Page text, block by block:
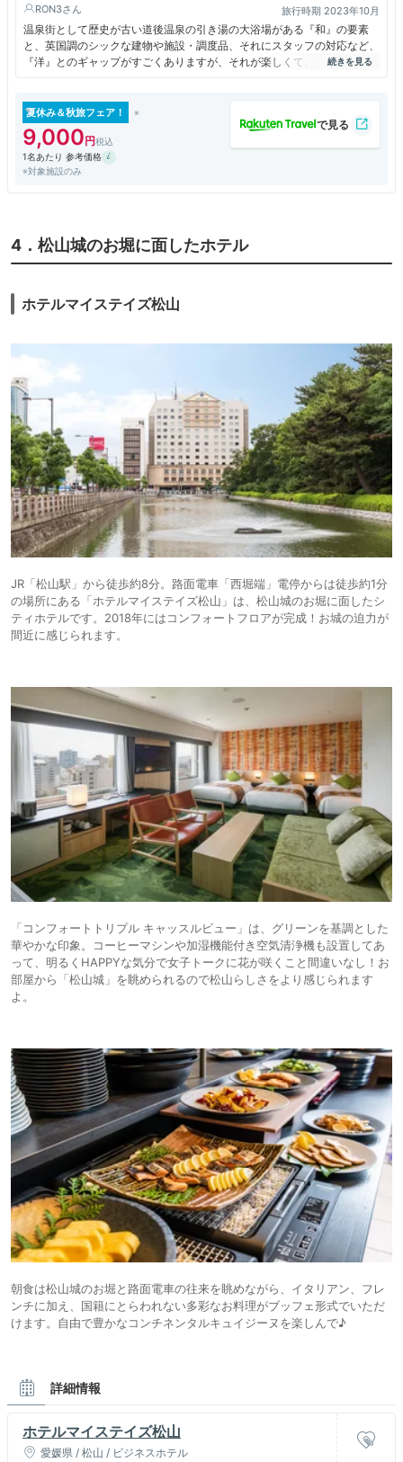
RON3 旅行時期 2023年10月
温泉街として歴史が古い道後温泉の引き湯の大浴場がある『和』の要素
と、英国調のシックな建物や施設・調度品、それにスタッフの対応など、
『洋』とのギャップがすごくありますが、それが楽しくて、とても良かっ
たです。
だいて、食後にコーヒーをいただきました。滞在中、この『和』と『洋』
の両方を味わえて、良かったです。
夏休み＆秋旅フェア！
9,000
1名あたり 参考価格
※対象施設のみ
4．松山城のお堀に面したホテル
ホテルマイステイズ松山
JR「松山駅」から徒歩約8分。路面電車「西堀端」電停からは徒歩約1分
の場所にある「ホテルマイステイズ松山」は、松山城のお堀に面したシ
ティホテルです。2018年にはコンフォートフロアが完成！お城の迫力が
間近に感じられます。
「コンフォートトリプル キャッスルビュー」は、グリーンを基調とした
華やかな印象。コーヒーマシンや加湿機能付き空気清浄機も設置してあ
って、明るくHAPPYな気分で女子トークに花が咲くこと間違いなし！お
部屋から「松山城」を眺められるので松山らしさをより感じられます
よ。
朝食は松山城のお堀と路面電車の往来を眺めながら、イタリアン、フレ
ンチに加え、国籍にとらわれない多彩なお料理がブッフェ形式でいただ
けます。自由で豊かなコンチネンタルキュイジーヌを楽しんで♪
詳細情報
ホテルマイステイズ松山
愛媛県 / 松山 / ビジネスホテル